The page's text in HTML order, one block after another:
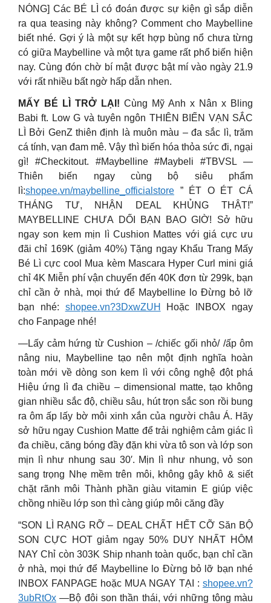
NÓNG] Các BÉ LÌ có đoán được sự kiện gì sắp diễn
ra qua teasing này không? Comment cho Maybelline
biết nhé. Gợi ý là một sự kết hợp bùng nổ chưa từng
có giữa Maybelline và một tựa game rất phổ biến hiện
nay. Cùng đón chờ bí mật được bật mí vào ngày 21.9
với rất nhiều bất ngờ hấp dẫn nhen.
MẤY BÉ LÌ TRỞ LẠI! Cùng Mỹ Anh x Nân x Bling
Babi ft. Low G và tuyên ngôn THIÊN BIẾN VẠN SẮC
LÌ Bởi GenZ thiên định là muôn màu – đa sắc lì, trăm
cá tính, vạn đam mê. Vậy thì biến hóa thỏa sức đi, ngại
gì! #Checkitout. #Maybelline #Maybeli #TBVSL —
Thiên biến ngay cùng bộ siêu phẩm
lì:shopee.vn/maybelline_officialstore ” ÉT O ÉT CÁ
THÁNG TƯ, NHẬN DEAL KHỦNG THẬT!”
MAYBELLINE CHƯA DỐI BẠN BAO GIỜ! Sở hữu
ngay son kem mịn lì Cushion Mattes với giá cực ưu
đãi chỉ 169K (giảm 40%) Tặng ngay Khẩu Trang Mấy
Bé Lì cực cool Mua kèm Mascara Hyper Curl mini giá
chỉ 4K Miễn phí vận chuyển đến 40K đơn từ 299k, bạn
chỉ cần ở nhà, mọi thứ để Maybelline lo Đừng bỏ lỡ
bạn nhé: shopee.vn?3DxwZUH
Hoặc INBOX ngay
cho Fanpage nhé!
—Lấy cảm hứng từ Cushion – /chiếc gối nhỏ/ /ấp ôm
nâng niu, Maybelline tạo nên một định nghĩa hoàn
toàn mới về dòng son kem lì với công nghệ đột phá
Hiệu ứng lì đa chiều – dimensional matte, tạo không
gian nhiều sắc độ, chiều sâu, hút trọn sắc son rồi bung
ra ôm ấp lấy bờ môi xinh xắn của người châu Á. Hãy
sở hữu ngay Cushion Matte để trải nghiệm cảm giác lì
đa chiều, căng bóng đầy đặn khi vừa tô son và lớp son
mịn lì như nhung sau 30′. Mịn lì như nhung, vỏ son
sang trọng Nhẹ mềm trên môi, không gây khô & siết
chặt rãnh môi Thành phần giàu vitamin E giúp việc
chồng nhiều lớp son thì càng giúp môi căng đầy
“SON LÌ RẠNG RỠ – DEAL CHẤT HẾT CỠ Săn BỘ
SON CỰC HOT giảm ngay 50% DUY NHẤT HÔM
NAY Chỉ còn 303K Ship nhanh toàn quốc, bạn chỉ cần
ở nhà, mọi thứ để Maybelline lo Đừng bỏ lỡ bạn nhé
INBOX FANPAGE hoặc MUA NGAY TẠI : shopee.vn?
3ubRtOx —Bộ đôi son thần thái, với những tông màu